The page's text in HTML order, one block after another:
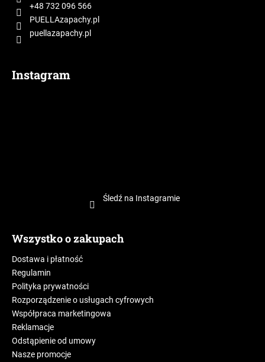
+48 732 096 566
PUELLAzapachy.pl
puellazapachy.pl
Instagram
Śledź na Instagramie
Wszystko o zakupach
Dostawa i płatność
Regulamin
Polityka prywatności
Rozporządzenie o usługach cyfrowych
Współpraca marketingowa
Reklamacje
Odstąpienie od umowy
Nasze promocje